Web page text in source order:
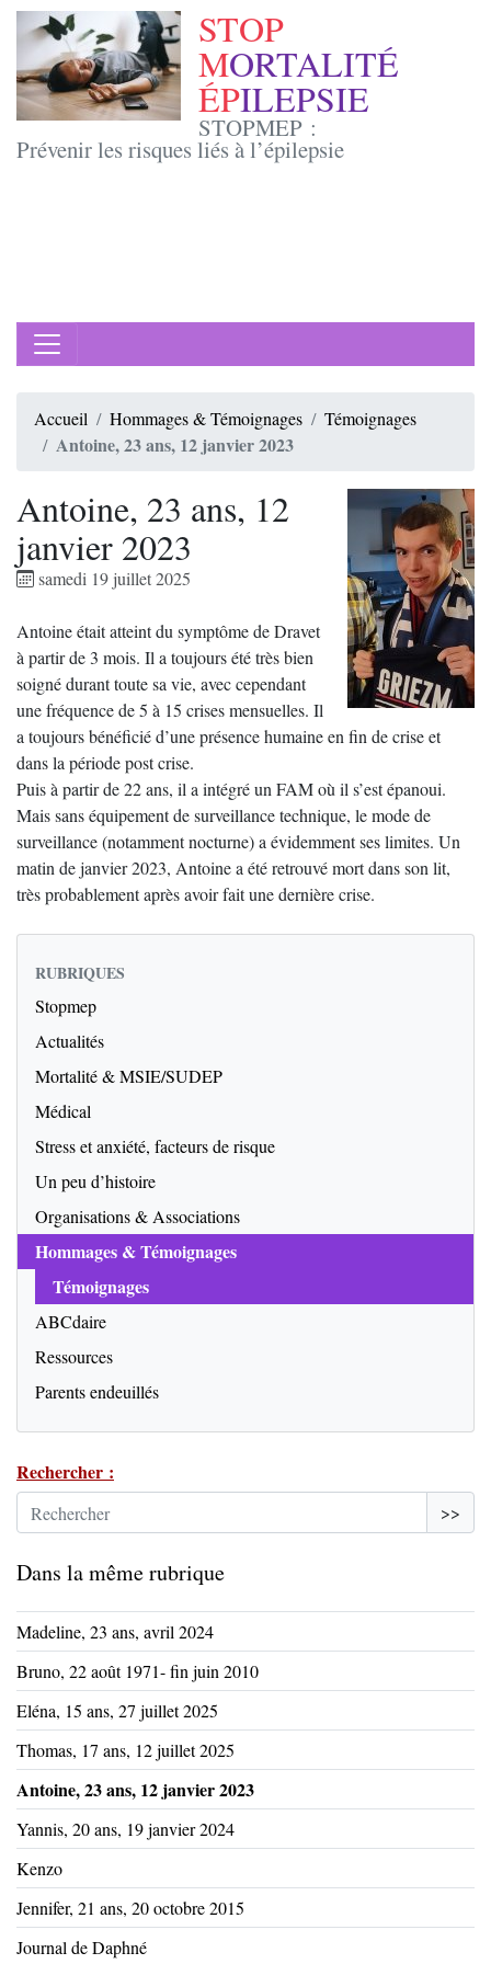
STOP
MORTALITÉ
ÉPILEPSIE
STOPMEP :
Prévenir les risques liés à l’épilepsie
Accueil Hommages & Témoignages Témoignages
Antoine, 23 ans, 12 janvier 2023
Antoine, 23 ans, 12
janvier 2023
samedi 19 juillet 2025
Antoine était atteint du symptôme de Dravet
à partir de 3 mois. Il a toujours été très bien
soigné durant toute sa vie, avec cependant
une fréquence de 5 à 15 crises mensuelles. Il
a toujours bénéficié d’une présence humaine en fin de crise et
dans la période post crise.
Puis à partir de 22 ans, il a intégré un FAM où il s’est épanoui.
Mais sans équipement de surveillance technique, le mode de
surveillance (notamment nocturne) a évidemment ses limites. Un
matin de janvier 2023, Antoine a été retrouvé mort dans son lit,
très probablement après avoir fait une dernière crise.
RUBRIQUES
Stopmep
Actualités
Mortalité & MSIE/SUDEP
Médical
Stress et anxiété, facteurs de risque
Un peu d’histoire
Organisations & Associations
Hommages & Témoignages
Témoignages
ABCdaire
Ressources
Parents endeuillés
Rechercher :
>>
Dans la même rubrique
Madeline, 23 ans, avril 2024
Bruno, 22 août 1971- fin juin 2010
Eléna, 15 ans, 27 juillet 2025
Thomas, 17 ans, 12 juillet 2025
Antoine, 23 ans, 12 janvier 2023
Yannis, 20 ans, 19 janvier 2024
Kenzo
Jennifer, 21 ans, 20 octobre 2015
Journal de Daphné